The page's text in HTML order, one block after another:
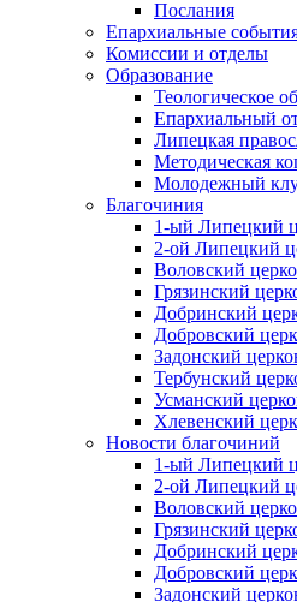
Послания
Епархиальные
Комиссии и отделы
Образование
Теологическое
Епархиальный
Липецкая
Методическая
Молодежный
Благочиния
1-ый Липецкий
2-ой Липецкий
Воловский
Грязинский
Добринский
Добровский
Задонский
Тербунский
Усманский
Хлевенский
Новости благочиний
1-ый Липецкий
2-ой Липецкий
Воловский
Грязинский
Добринский
Добровский
Задонский